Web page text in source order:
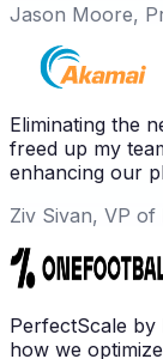
Jason Moore,
Eliminating the
freed up my
enhancing our
Ziv Sivan, VP of
PerfectScale
how we